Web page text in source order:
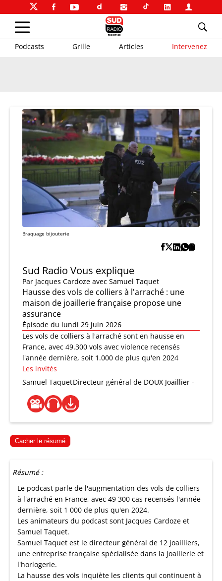
Podcasts Grille Articles Intervenez
Braquage bijouterie
Sud Radio Vous explique
Par Jacques Cardoze avec Samuel Taquet
Hausse des vols de colliers à l'arraché : une
maison de joaillerie française propose une
assurance
Épisode du lundi 29 juin 2026
Les vols de colliers à l'arraché sont en hausse en
France, avec 49.300 vols avec violence recensés
l'année dernière, soit 1.000 de plus qu'en 2024
Les invités
Samuel TaquetDirecteur général de DOUX Joaillier -
Cacher le résumé
Résumé :
Le podcast parle de l'augmentation des vols de colliers
à l'arraché en France, avec 49 300 cas recensés l'année
dernière, soit 1 000 de plus qu'en 2024.
Les animateurs du podcast sont Jacques Cardoze et
Samuel Taquet.
Samuel Taquet est le directeur général de 12 joailliers,
une entreprise française spécialisée dans la joaillerie et
l'horlogerie.
La hausse des vols inquiète les clients qui continuent à